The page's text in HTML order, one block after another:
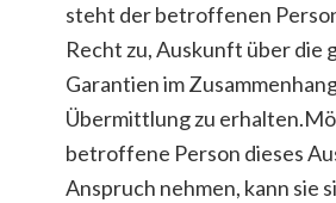
steht der betroffenen
Recht zu, Auskunft über die
Garantien im
Übermittlung zu
betroffene Person dieses
Anspruch nehmen, kann sie